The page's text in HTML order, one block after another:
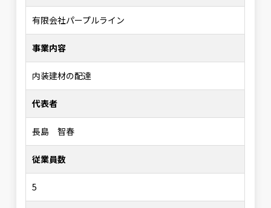
有限会社パープルライン
事業内容
内装建材の配達
代表者
長島 智春
従業員数
5